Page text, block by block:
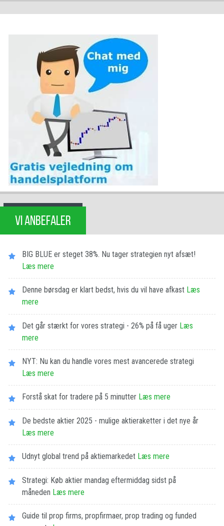
VI ANBEFALER
BIG BLUE er steget 38%. Nu tager strategien nyt afsæt!
Læs mere
Denne børsdag er klart bedst, hvis du vil have afkast Læs
mere
Det går stærkt for vores strategi - 26% på få uger Læs
mere
NYT: Nu kan du handle vores mest avancerede strategi
Læs mere
Forstå skat for tradere på 5 minutter Læs mere
De bedste aktier 2025 - mulige aktieraketter i det nye år
Læs mere
Udnyt global trend på aktiemarkedet Læs mere
Strategi: Køb aktier mandag eftermiddag sidst på
måneden Læs mere
Guide til prop firms, propfirmaer, prop trading og funded